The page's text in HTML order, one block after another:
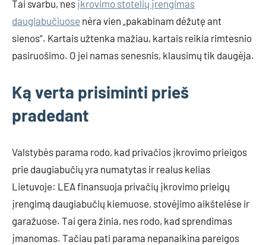
Tai svarbu, nes įkrovimo stotelių įrengimas
daugiabučiuose nėra vien „pakabinam dėžutę ant
sienos“. Kartais užtenka mažiau, kartais reikia rimtesnio
pasiruošimo. O jei namas senesnis, klausimų tik daugėja.
Ką verta prisiminti prieš
pradedant
Valstybės parama rodo, kad privačios įkrovimo prieigos
prie daugiabučių yra numatytas ir realus kelias
Lietuvoje: LEA finansuoja privačių įkrovimo prieigų
įrengimą daugiabučių kiemuose, stovėjimo aikštelėse ir
garažuose. Tai gera žinia, nes rodo, kad sprendimas
įmanomas. Tačiau pati parama nepanaikina pareigos